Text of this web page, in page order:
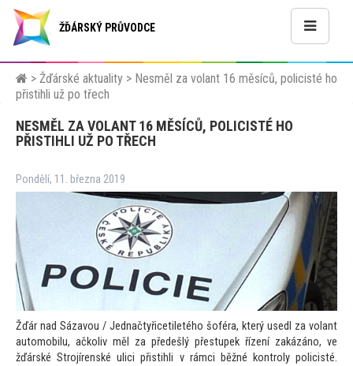
ŽĎÁRSKÝ PRŮVODCE
> Žďárské aktuality > Nesměl za volant 16 měsíců, policisté ho
přistihli už po třech
NESMĚL ZA VOLANT 16 MĚSÍCŮ, POLICISTÉ HO
PŘISTIHLI UŽ PO TŘECH
Pondělí, 11. března 2019
Žďár nad Sázavou / Jednačtyřicetiletého šoféra, který usedl za volant
automobilu, ačkoliv měl za předešlý přestupek řízení zakázáno, ve
žďárské Strojírenské ulici přistihli v rámci běžné kontroly policisté.